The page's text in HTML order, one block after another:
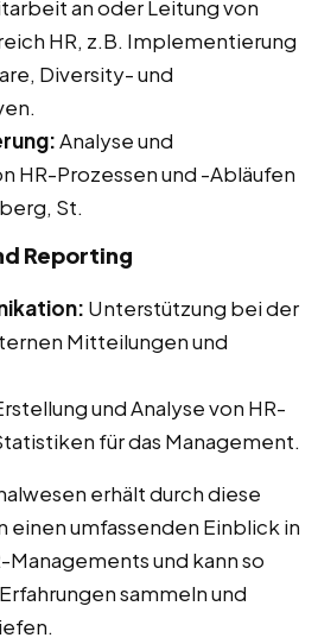
an oder Leitung von
HR, z.B. Implementierung
Diversity- und
Analyse und
HR-Prozessen und -Abläufen
St.
Reporting
Unterstützung bei der
Mitteilungen und
und Analyse von HR-
für das Management.
erhält durch diese
einen umfassenden Einblick in
Managements und kann so
sammeln und